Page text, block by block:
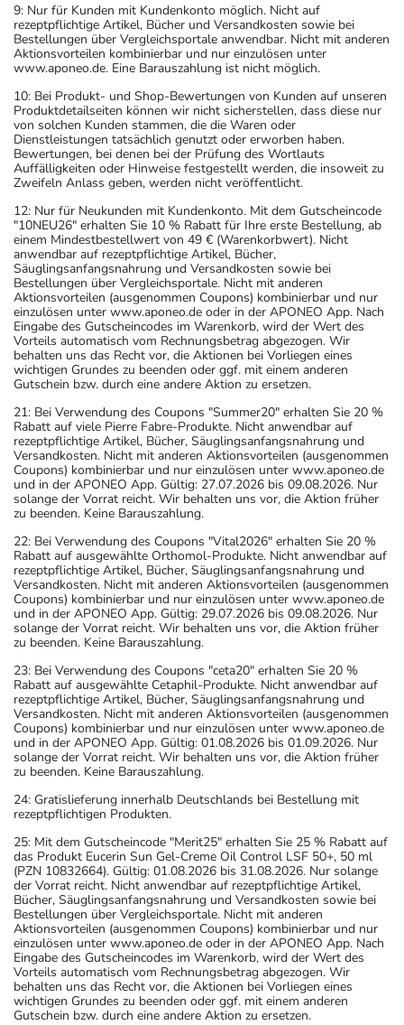
9: Nur für Kunden mit Kundenkonto möglich. Nicht auf
rezeptpflichtige Artikel, Bücher und Versandkosten sowie bei
Bestellungen über Vergleichsportale anwendbar. Nicht mit anderen
Aktionsvorteilen kombinierbar und nur einzulösen unter
www.aponeo.de. Eine Barauszahlung ist nicht möglich.
10: Bei Produkt- und Shop-Bewertungen von Kunden auf unseren
Produktdetailseiten können wir nicht sicherstellen, dass diese nur
von solchen Kunden stammen, die die Waren oder
Dienstleistungen tatsächlich genutzt oder erworben haben.
Bewertungen, bei denen bei der Prüfung des Wortlauts
Auffälligkeiten oder Hinweise festgestellt werden, die insoweit zu
Zweifeln Anlass geben, werden nicht veröffentlicht.
12: Nur für Neukunden mit Kundenkonto. Mit dem Gutscheincode
"10NEU26" erhalten Sie 10 % Rabatt für Ihre erste Bestellung, ab
einem Mindestbestellwert von 49 € (Warenkorbwert). Nicht
anwendbar auf rezeptpflichtige Artikel, Bücher,
Säuglingsanfangsnahrung und Versandkosten sowie bei
Bestellungen über Vergleichsportale. Nicht mit anderen
Aktionsvorteilen (ausgenommen Coupons) kombinierbar und nur
einzulösen unter www.aponeo.de oder in der APONEO App. Nach
Eingabe des Gutscheincodes im Warenkorb, wird der Wert des
Vorteils automatisch vom Rechnungsbetrag abgezogen. Wir
behalten uns das Recht vor, die Aktionen bei Vorliegen eines
wichtigen Grundes zu beenden oder ggf. mit einem anderen
Gutschein bzw. durch eine andere Aktion zu ersetzen.
21: Bei Verwendung des Coupons "Summer20" erhalten Sie 20 %
Rabatt auf viele Pierre Fabre-Produkte. Nicht anwendbar auf
rezeptpflichtige Artikel, Bücher, Säuglingsanfangsnahrung und
Versandkosten. Nicht mit anderen Aktionsvorteilen (ausgenommen
Coupons) kombinierbar und nur einzulösen unter www.aponeo.de
und in der APONEO App. Gültig: 27.07.2026 bis 09.08.2026. Nur
solange der Vorrat reicht. Wir behalten uns vor, die Aktion früher
zu beenden. Keine Barauszahlung.
22: Bei Verwendung des Coupons "Vital2026" erhalten Sie 20 %
Rabatt auf ausgewählte Orthomol-Produkte. Nicht anwendbar auf
rezeptpflichtige Artikel, Bücher, Säuglingsanfangsnahrung und
Versandkosten. Nicht mit anderen Aktionsvorteilen (ausgenommen
Coupons) kombinierbar und nur einzulösen unter www.aponeo.de
und in der APONEO App. Gültig: 29.07.2026 bis 09.08.2026. Nur
solange der Vorrat reicht. Wir behalten uns vor, die Aktion früher
zu beenden. Keine Barauszahlung.
23: Bei Verwendung des Coupons "ceta20" erhalten Sie 20 %
Rabatt auf ausgewählte Cetaphil-Produkte. Nicht anwendbar auf
rezeptpflichtige Artikel, Bücher, Säuglingsanfangsnahrung und
Versandkosten. Nicht mit anderen Aktionsvorteilen (ausgenommen
Coupons) kombinierbar und nur einzulösen unter www.aponeo.de
und in der APONEO App. Gültig: 01.08.2026 bis 01.09.2026. Nur
solange der Vorrat reicht. Wir behalten uns vor, die Aktion früher
zu beenden. Keine Barauszahlung.
24: Gratislieferung innerhalb Deutschlands bei Bestellung mit
rezeptpflichtigen Produkten.
25: Mit dem Gutscheincode "Merit25" erhalten Sie 25 % Rabatt auf
das Produkt Eucerin Sun Gel-Creme Oil Control LSF 50+, 50 ml
(PZN 10832664). Gültig: 01.08.2026 bis 31.08.2026. Nur solange
der Vorrat reicht. Nicht anwendbar auf rezeptpflichtige Artikel,
Bücher, Säuglingsanfangsnahrung und Versandkosten sowie bei
Bestellungen über Vergleichsportale. Nicht mit anderen
Aktionsvorteilen (ausgenommen Coupons) kombinierbar und nur
einzulösen unter www.aponeo.de oder in der APONEO App. Nach
Eingabe des Gutscheincodes im Warenkorb, wird der Wert des
Vorteils automatisch vom Rechnungsbetrag abgezogen. Wir
behalten uns das Recht vor, die Aktionen bei Vorliegen eines
wichtigen Grundes zu beenden oder ggf. mit einem anderen
Gutschein bzw. durch eine andere Aktion zu ersetzen.